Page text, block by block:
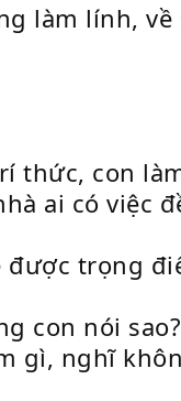
làm lính, về
thức, con
ai có việc
được trọng
con nói
gì, nghĩ